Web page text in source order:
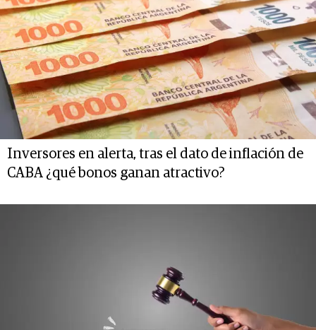
Inversores en alerta, tras el dato de inflación de
CABA ¿qué bonos ganan atractivo?